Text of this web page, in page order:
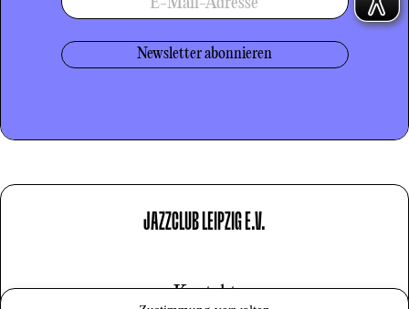
JAZZCLUB LEIPZIG E.V.
Kontakt